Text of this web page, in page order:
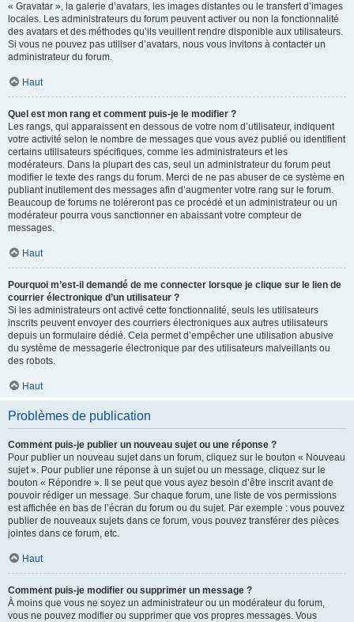
« Gravatar », la galerie d’avatars, les images distantes ou le transfert d’images
locales. Les administrateurs du forum peuvent activer ou non la fonctionnalité
des avatars et des méthodes qu’ils veuillent rendre disponible aux utilisateurs.
Si vous ne pouvez pas utiliser d’avatars, nous vous invitons à contacter un
administrateur du forum.
Haut
Quel est mon rang et comment puis-je le modifier ?
Les rangs, qui apparaissent en dessous de votre nom d’utilisateur, indiquent
votre activité selon le nombre de messages que vous avez publié ou identifient
certains utilisateurs spécifiques, comme les administrateurs et les
modérateurs. Dans la plupart des cas, seul un administrateur du forum peut
modifier le texte des rangs du forum. Merci de ne pas abuser de ce système en
publiant inutilement des messages afin d’augmenter votre rang sur le forum.
Beaucoup de forums ne toléreront pas ce procédé et un administrateur ou un
modérateur pourra vous sanctionner en abaissant votre compteur de
messages.
Haut
Pourquoi m’est-il demandé de me connecter lorsque je clique sur le lien de
courrier électronique d’un utilisateur ?
Si les administrateurs ont activé cette fonctionnalité, seuls les utilisateurs
inscrits peuvent envoyer des courriers électroniques aux autres utilisateurs
depuis un formulaire dédié. Cela permet d’empêcher une utilisation abusive
du système de messagerie électronique par des utilisateurs malveillants ou
des robots.
Haut
Problèmes de publication
Comment puis-je publier un nouveau sujet ou une réponse ?
Pour publier un nouveau sujet dans un forum, cliquez sur le bouton « Nouveau
sujet ». Pour publier une réponse à un sujet ou un message, cliquez sur le
bouton « Répondre ». Il se peut que vous ayez besoin d’être inscrit avant de
pouvoir rédiger un message. Sur chaque forum, une liste de vos permissions
est affichée en bas de l’écran du forum ou du sujet. Par exemple : vous pouvez
publier de nouveaux sujets dans ce forum, vous pouvez transférer des pièces
jointes dans ce forum, etc.
Haut
Comment puis-je modifier ou supprimer un message ?
À moins que vous ne soyez un administrateur ou un modérateur du forum,
vous ne pouvez modifier ou supprimer que vos propres messages. Vous